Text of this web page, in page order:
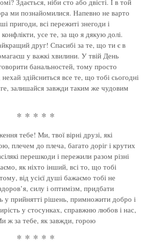
Здається, ніби сто або двісті. І в той
ми познайомилися. Напевно не варто
пригоди, всі пережиті знегоди і
конфлікти, усе те, за що я дякую долі.
друг! Спасибі за те, що ти є в
у важкі хвилини. У твій День
банальностей, тому просто
здійсниться все те, що тобі сьогодні
залишайся завжди таким же чудовим
* * * * *
тебе! Ми, твої вірні друзі, які
плечем до плеча, багато доріг і крутих
перешкоди і пережили разом різні
як ніхто інший, всі то, що тобі
від усієї душі бажаємо тобі не
силу і оптимізм, придбати
у прийнятті рішень, примножити добро і
у стосунках, справжню любов і нас,
ж за тебе, як завжди, горою
* * * * *